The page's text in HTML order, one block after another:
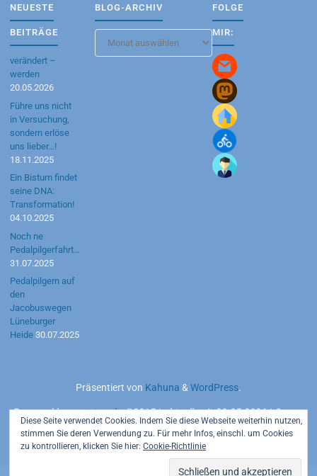
NEUESTE
BEITRÄGE
verändert –
werden
20.05.2026
Führe uns nicht
in Versuchung,
sondern erlöse
uns lieber…!
18.11.2025
Ein Bistum findet
seine DNA:
Transformation!
04.10.2025
Noch ne
Pedalpilgerfahrt…
31.07.2025
Pedalpilgern auf
den
Jacobuswegen
Lüneburger
Heide 30.07.2025
BLOG-ARCHIV
Archiv
FOLGE
MIR:
Präsentiert von Kahuna &WordPress.
Powered bymotetus.de©2015 | aktuell seit 20.05.2026 | Server:
Strato AG
Diese Seite verwendet Cookies. Indem Sie diese Webseite weiterhin nutzen,
stimmen Sie deren Verwendung zu. Für mehr Infos, einschl. um Cookies
zu kontrollieren, klicken Sie hier: Cookie-Richtlinie